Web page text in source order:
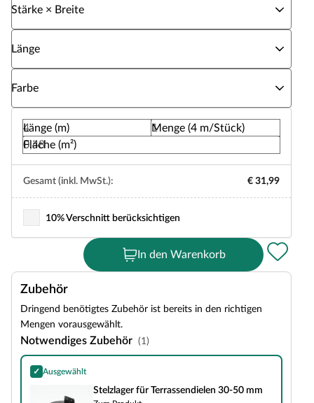
Stärke × Breite
Länge
Farbe
Länge (m)
Menge (4 m/Stück)
Fläche (m²)
Gesamt (inkl. MwSt.): € 31,99
10% Verschnitt berücksichtigen
In den Warenkorb
Zubehör
Dringend benötigtes Zubehör ist bereits in den richtigen
Mengen vorausgewählt.
Notwendiges Zubehör (1)
✓ Ausgewählt
Stelzlager für Terrassendielen 30-50 mm
Stelzlager für Terrassendielen 30-50 mm